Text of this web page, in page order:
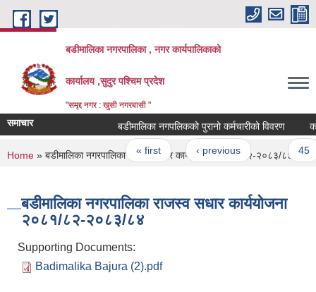
Skip to main content
बडीमालिका नगरपालिका , नगर कार्यपालिकाको
कार्यालय ,सुदुर पश्चिम प्रदेश
"समृद्द नगर : खुसी नगरबासी "
समाचार बडीमालिका नगपलिकको पुरानो कर्मचारीको विवरण
Pages
« first ‹ previous … 45
You are here
Home » बडीमालिका नगरपालिका राजस्व सधार कार्ययोजना २०८१/८२-२०८३/८४
बडीमालिका नगरपालिका राजस्व सधार कार्ययोजना
२०८१/८२-२०८३/८४
Supporting Documents:
Badimalika Bajura (2).pdf